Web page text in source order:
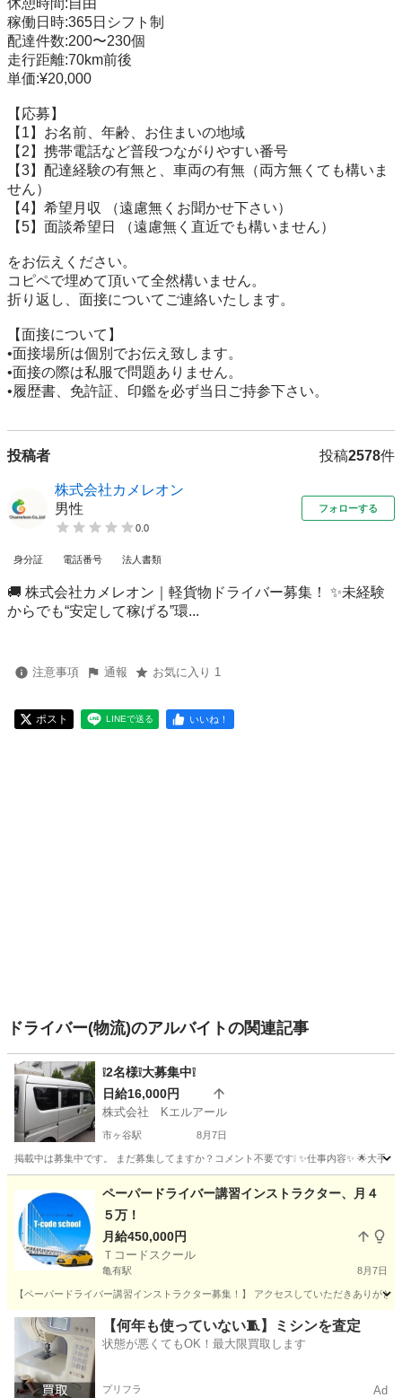
休憩時間:自由
稼働日時:365日シフト制
配達件数:200〜230個
走行距離:70km前後
単価:¥20,000
【応募】
【1】お名前、年齢、お住まいの地域
【2】携帯電話など普段つながりやすい番号
【3】配達経験の有無と、車両の有無（両方無くても構いま
せん）
【4】希望月収 （遠慮無くお聞かせ下さい）
【5】面談希望日 （遠慮無く直近でも構いません）
をお伝えください。
コピペで埋めて頂いて全然構いません。
折り返し、面接についてご連絡いたします。
【面接について】
•面接場所は個別でお伝え致します。
•面接の際は私服で問題ありません。
•履歴書、免許証、印鑑を必ず当日ご持参下さい。
投稿者 投稿2578件
株式会社カメレオン
男性
0.0
フォローする
身分証 電話番号 法人書類
🚚 株式会社カメレオン｜軽貨物ドライバー募集！ ✨未経験
からでも“安定して稼げる”環...
注意事項 通報 お気に入り 1
ポスト LINEで送る いいね！
ドライバー(物流)のアルバイトの関連記事
❕2名様❕大募集中❕
日給16,000円
株式会社 Kエルアール
市ヶ谷駅 8月7日
掲載中は募集中です。 まだ募集してますか？コメント不要です❕ ✨仕事内容✨ 🌟大
市ヶ谷駅 配送 出来高制
ペーパードライバー講習インストラクター、月４
５万！
月給450,000円
Ｔコードスクール
亀有駅 8月7日
【ペーパードライバー講習インストラクター募集！】 アクセスしていただきありが
東京 足立区 亀有駅 ドライバー ペーパードライバー
【何年も使っていない🧵】ミシンを査定
状態が悪くてもOK！最大限買取します
プリフラ Ad